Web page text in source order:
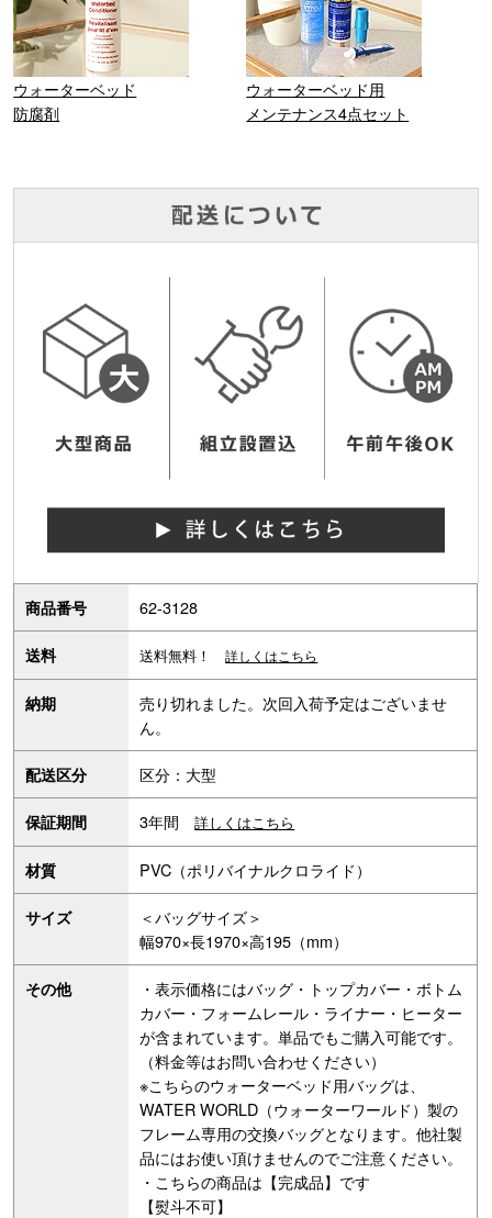
ウォーターベッド
防腐剤
ウォーターベッド用
メンテナンス4点セット
商品番号 62-3128
送料 送料無料！ 詳しくはこちら
納期
売り切れました。次回入荷予定はございませ
ん。
配送区分 区分：大型
保証期間 3年間詳しくはこちら
材質 PVC（ポリバイナルクロライド）
サイズ
＜バッグサイズ＞
幅970×長1970×高195（mm）
その他
・表示価格にはバッグ・トップカバー・ボトム
カバー・フォームレール・ライナー・ヒーター
が含まれています。単品でもご購入可能です。
（料金等はお問い合わせください）
※こちらのウォーターベッド用バッグは、
WATER WORLD（ウォーターワールド）製の
フレーム専用の交換バッグとなります。他社製
品にはお使い頂けませんのでご注意ください。
・こちらの商品は【完成品】です
【熨斗不可】